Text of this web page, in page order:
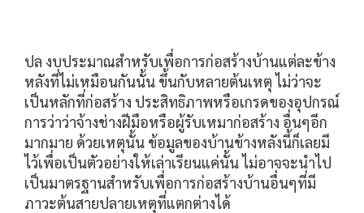
ปล งบประมาณสำหรับเพื่อการก่อสร้างบ้านแต่ละข้าง
หลังที่ไม่เหมือนกันนั้น ขึ้นกับหลายต้นเหตุ ไม่ว่าจะ
เป็นหลักที่ก่อสร้าง ประสิทธิภาพหรือเกรดของอุปกรณ์
การว่าว่าจ้างช่างฝีมือหรือผู้รับเหมาก่อสร้าง อื่นๆอีก
มากมาย ด้วยเหตุนั้น ข้อมูลของบ้านข้างหลังนี้ก็เลยมี
ไว้เพื่อเป็นตัวอย่างให้เล่าเรียนแค่นั้น ไม่อาจจะนำไป
เป็นมาตรฐานสำหรับเพื่อการก่อสร้างบ้านอื่นๆที่มี
ภาวะต้นสายปลายเหตุที่แตกต่างได้